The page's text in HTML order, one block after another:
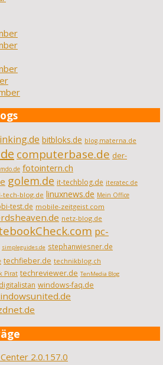
bitbloks.de blog.materna.de
computerbase.de der-
fotointern.ch
golem.de it-techblog.de iteratec.de
tech-blog.de linuxnews.de Mein Office
test.de mobile-zeitgeist.com
netz-blog.de
pc-
simpleguides.de stephanwiesner.de
techfieber.de technikblog.ch
Pirat techreviewer.de TenMedia Blog
windows-faq.de
2.0.157.0